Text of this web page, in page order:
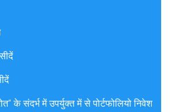
के संदर्भ में उपर्युक्त में से पोर्टफोलियो निवेश